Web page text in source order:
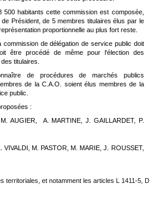
habitants cette commission est composée,
Président, de 5 membres titulaires élus par le
proportionnelle au plus fort reste.
de délégation de service public doit
être procédé de même pour l'élection des
titulaires.
de procédures de marchés publics
de la C.A.O. soient élus membres de la
public.
:
AUGIER,
A. MARTINE, J. GAILLARDET, P.
VIVALDI, M. PASTOR, M. MARIE, J. ROUSSET,
territoriales, et notamment les articles L 1411-5, D